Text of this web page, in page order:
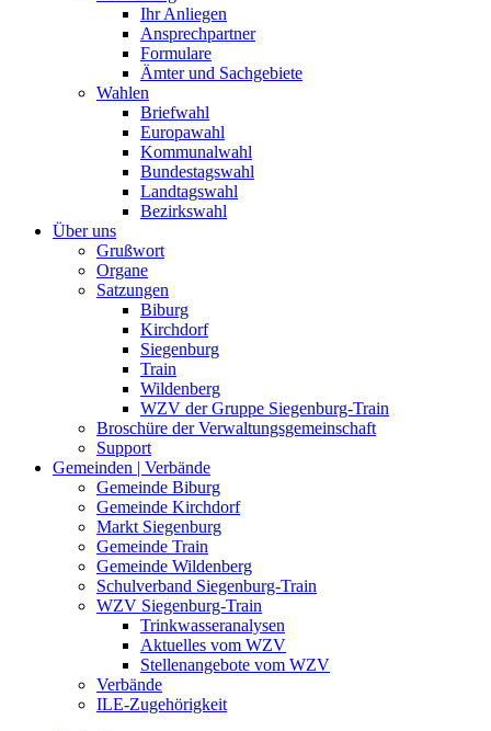
Ihr Anliegen
Ansprechpartner
Formulare
Ämter und Sachgebiete
Wahlen
Briefwahl
Europawahl
Kommunalwahl
Bundestagswahl
Landtagswahl
Bezirkswahl
Über uns
Grußwort
Organe
Satzungen
Biburg
Kirchdorf
Siegenburg
Train
Wildenberg
WZV der Gruppe Siegenburg-Train
Broschüre der Verwaltungsgemeinschaft
Support
Gemeinden | Verbände
Gemeinde Biburg
Gemeinde Kirchdorf
Markt Siegenburg
Gemeinde Train
Gemeinde Wildenberg
Schulverband Siegenburg-Train
WZV Siegenburg-Train
Trinkwasseranalysen
Aktuelles vom WZV
Stellenangebote vom WZV
Verbände
ILE-Zugehörigkeit